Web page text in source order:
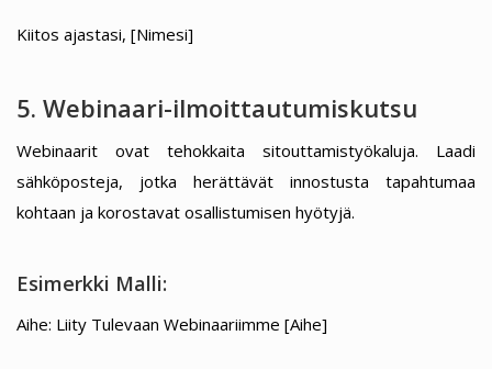
Kiitos ajastasi, [Nimesi]
5. Webinaari-ilmoittautumiskutsu
Webinaarit ovat tehokkaita sitouttamistyökaluja. Laadi
sähköposteja, jotka herättävät innostusta tapahtumaa
kohtaan ja korostavat osallistumisen hyötyjä.
Esimerkki Malli:
Aihe: Liity Tulevaan Webinaariimme [Aihe]